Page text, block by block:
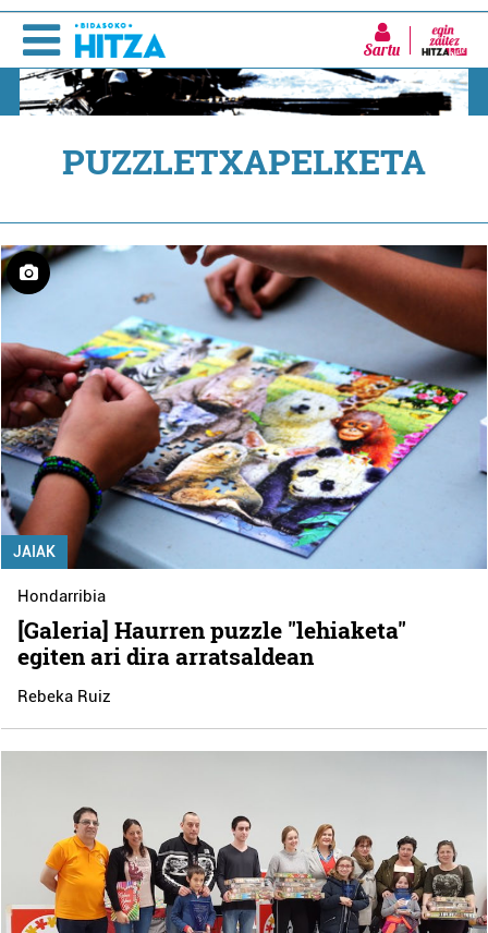
Sartu
PUZZLETXAPELKETA
JAIAK
Hondarribia
[Galeria] Haurren puzzle "lehiaketa"
egiten ari dira arratsaldean
Rebeka Ruiz